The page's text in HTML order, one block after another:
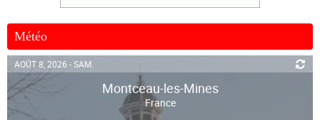
Météo
AOÛT 8, 2026 - SAM.
Montceau-les-Mines
France